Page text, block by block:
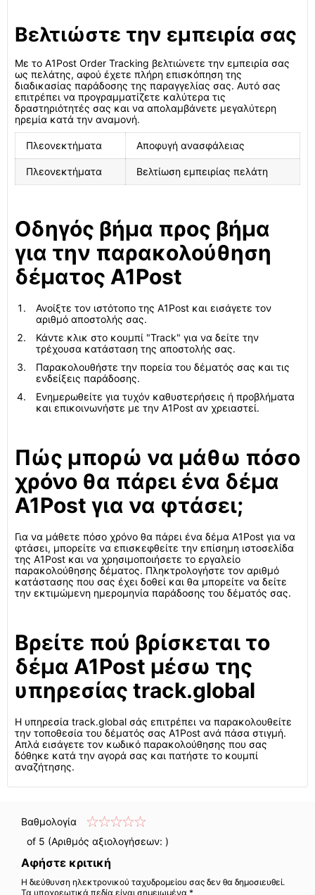
Βελτιώστε την εμπειρία σας
Με το A1Post Order Tracking βελτιώνετε την εμπειρία σας
ως πελάτης, αφού έχετε πλήρη επισκόπηση της
διαδικασίας παράδοσης της παραγγελίας σας. Αυτό σας
επιτρέπει να προγραμματίζετε καλύτερα τις
δραστηριότητές σας και να απολαμβάνετε μεγαλύτερη
ηρεμία κατά την αναμονή.
Πλεονεκτήματα Αποφυγή ανασφάλειας
Πλεονεκτήματα Βελτίωση εμπειρίας πελάτη
Οδηγός βήμα προς βήμα
για την παρακολούθηση
δέματος A1Post
Ανοίξτε τον ιστότοπο της A1Post και εισάγετε τον
αριθμό αποστολής σας.
Κάντε κλικ στο κουμπί "Track" για να δείτε την
τρέχουσα κατάσταση της αποστολής σας.
Παρακολουθήστε την πορεία του δέματός σας και τις
ενδείξεις παράδοσης.
Ενημερωθείτε για τυχόν καθυστερήσεις ή προβλήματα
και επικοινωνήστε με την A1Post αν χρειαστεί.
Πώς μπορώ να μάθω πόσο
χρόνο θα πάρει ένα δέμα
A1Post για να φτάσει;
Για να μάθετε πόσο χρόνο θα πάρει ένα δέμα A1Post για να
φτάσει, μπορείτε να επισκεφθείτε την επίσημη ιστοσελίδα
της A1Post και να χρησιμοποιήσετε το εργαλείο
παρακολούθησης δέματος. Πληκτρολογήστε τον αριθμό
κατάστασης που σας έχει δοθεί και θα μπορείτε να δείτε
την εκτιμώμενη ημερομηνία παράδοσης του δέματός σας.
Βρείτε πού βρίσκεται το
δέμα A1Post μέσω της
υπηρεσίας track.global
Η υπηρεσία track.global σάς επιτρέπει να παρακολουθείτε
την τοποθεσία του δέματός σας A1Post ανά πάσα στιγμή.
Απλά εισάγετε τον κωδικό παρακολούθησης που σας
δόθηκε κατά την αγορά σας και πατήστε το κουμπί
αναζήτησης.
Βαθμολογία
of 5 (Αριθμός αξιολογήσεων: )
Αφήστε κριτική
Η διεύθυνση ηλεκτρονικού ταχυδρομείου σας δεν θα δημοσιευθεί.
Τα υποχρεωτικά πεδία είναι σημειωμένα *